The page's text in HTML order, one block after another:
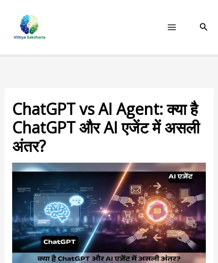
content
ChatGPT vs AI Agent: क्या है
ChatGPT और AI एजेंट में असली
अंतर?